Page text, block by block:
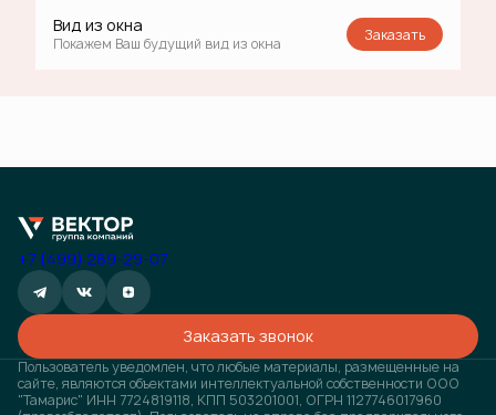
Вид из окна
Покажем Ваш будущий вид из окна Заказать
+7 (499) 289-29-07
Заказать звонок
Пользователь уведомлен, что любые материалы, размещенные на
сайте, являются объектами интеллектуальной собственности ООО
"Тамарис" ИНН 7724819118, КПП 503201001, ОГРН 1127746017960